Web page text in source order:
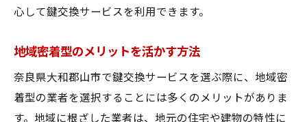
サービス契約時の注意点
由
住宅環境を理解した的確な提案
地域特有の防犯対策の知識
心して鍵交換サービスを利用できます。
地域密着型のメリットを活かす方法
奈良県大和郡山市で鍵交換サービスを選ぶ際に、地域密
着型の業者を選択することには多くのメリットがありま
す。地域に根ざした業者は、地元の住宅や建物の特性に